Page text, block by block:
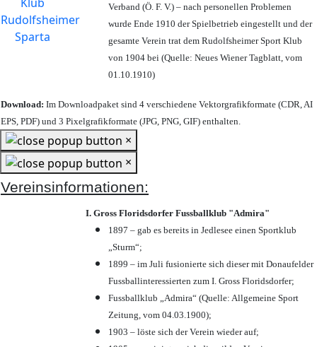
Verband (Ö. F. V.) – nach personellen Problemen
wurde Ende 1910 der Spielbetrieb eingestellt und der
gesamte Verein trat dem Rudolfsheimer Sport Klub
von 1904 bei (Quelle: Neues Wiener Tagblatt, vom
01.10.1910)
Download: Im Downloadpaket sind 4 verschiedene Vektorgrafikformate (CDR, AI
EPS, PDF) und 3 Pixelgrafikformate (JPG, PNG, GIF) enthalten.
×
×
Vereinsinformationen:
I. Gross Floridsdorfer Fussballklub "Admira"
1897 – gab es bereits in Jedlesee einen Sportklub
„Sturm“;
1899 – im Juli fusionierte sich dieser mit Donaufelder
Fussballinteressierten zum I. Gross Floridsdorfer;
Fussballklub „Admira“ (Quelle: Allgemeine Sport
Zeitung, vom 04.03.1900);
1903 – löste sich der Verein wieder auf;